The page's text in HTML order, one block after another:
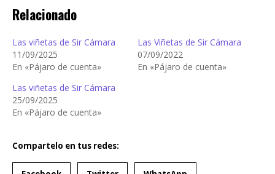
Relacionado
Las viñetas de Sir Cámara
11/09/2025
En «Pájaro de cuenta»
Las Viñetas de Sir Cámara
07/09/2022
En «Pájaro de cuenta»
Las viñetas de Sir Cámara
25/09/2025
En «Pájaro de cuenta»
Compartelo en tus redes: